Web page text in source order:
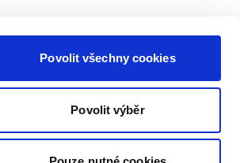
Povolit všechny cookies
Povolit výběr